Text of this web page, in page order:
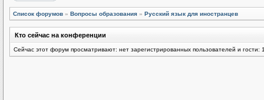
Список форумов » Вопросы образования » Русский язык для иностранцев
Кто сейчас на конференции
Сейчас этот форум просматривают: нет зарегистрированных пользователей и гости: